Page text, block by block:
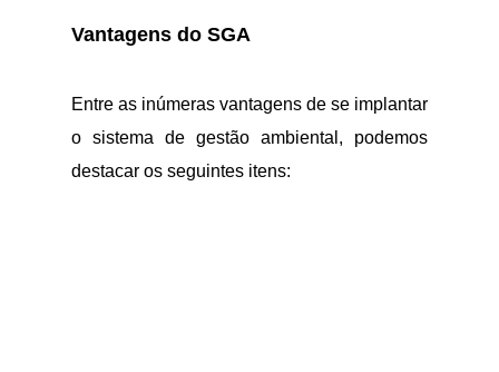
Vantagens do SGA
Entre as inúmeras vantagens de se implantar
o sistema de gestão ambiental, podemos
destacar os seguintes itens: